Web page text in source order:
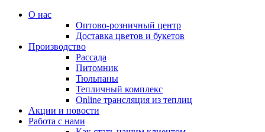
О нас
Оптово-розничный центр
Доставка цветов и букетов
Производство
Рассада
Питомник
Тюльпаны
Тепличный комплекс
Online трансляция из теплиц
Акции и новости
Работа с нами